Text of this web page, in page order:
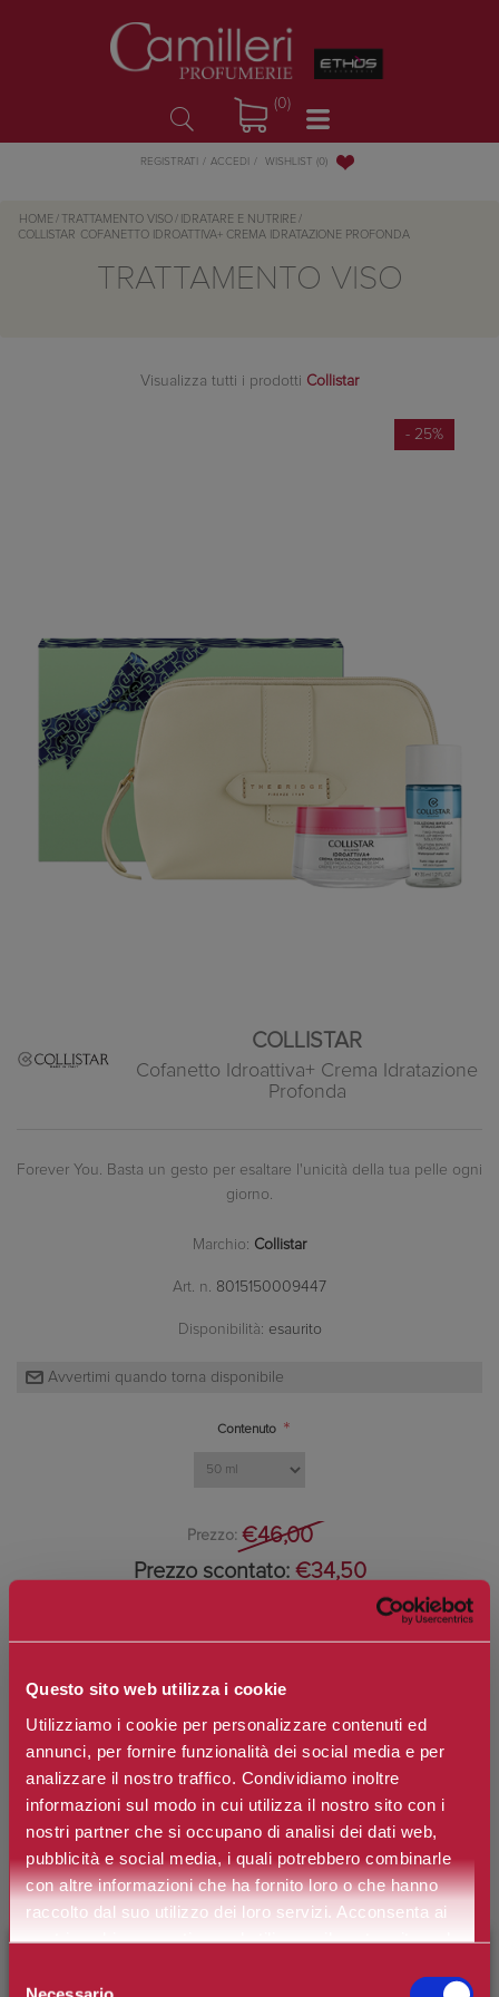
Questo sito web utilizza i cookie
Utilizziamo i cookie per personalizzare contenuti ed
annunci, per fornire funzionalità dei social media e per
analizzare il nostro traffico. Condividiamo inoltre
informazioni sul modo in cui utilizza il nostro sito con i
nostri partner che si occupano di analisi dei dati web,
pubblicità e social media, i quali potrebbero combinarle
con altre informazioni che ha fornito loro o che hanno
raccolto dal suo utilizzo dei loro servizi. Acconsenta ai
nostri cookie se continua ad utilizzare il nostro sito web.
(0)
REGISTRATI ACCEDI WISHLIST (0)
HOME / TRATTAMENTO VISO / IDRATARE E NUTRIRE /
COLLISTAR COFANETTO IDROATTIVA+ CREMA IDRATAZIONE PROFONDA
TRATTAMENTO VISO
Visualizza tutti i prodotti Collistar
- 25%
COLLISTAR
Cofanetto Idroattiva+ Crema Idratazione
Profonda
Forever You. Basta un gesto per esaltare l'unicità della tua pelle ogni
giorno.
Marchio: Collistar
Art. n. 8015150009447
Disponibilità: esaurito
Contenuto *
Prezzo: €46,00
Prezzo scontato: €34,50
Spedizione in Italia gratuita se il carrello supera i 60€
Cofanetto Idroattiva+ Crema Idratazione Profonda: all'interno del set
troviamo
Idroattiva+ Crema Idratazione Profonda 50ml: a più di 40 anni